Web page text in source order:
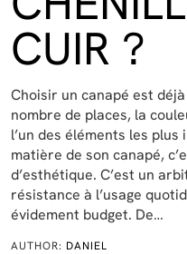
CUIR ?
Choisir un canapé est
nombre de places, la
l’un des éléments les
matière de son canapé,
d’esthétique. C’est un
résistance à l’usage
évidement budget. De…
AUTHOR: DANIEL